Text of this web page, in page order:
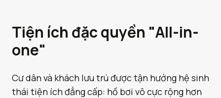
Tiện ích đặc quyền "All-in-
one"
Cư dân và khách lưu trú được tận hưởng hệ sinh
thái tiện ích đẳng cấp: hồ bơi vô cực rộng hơn